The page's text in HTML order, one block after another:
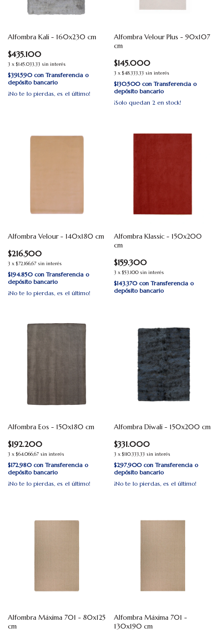
Alfombra Kali - 160x230 cm
$435.100
3 x $145.033,33 sin interés
$391.590 con Transferencia o
depósito bancario
¡No te lo pierdas, es el último!
Alfombra Velour Plus - 90x107
cm
$145.000
3 x $48.333,33 sin interés
$130.500 con Transferencia o
depósito bancario
¡Solo quedan 2 en stock!
Alfombra Velour - 140x180 cm
$216.500
3 x $72.166,67 sin interés
$194.850 con Transferencia o
depósito bancario
¡No te lo pierdas, es el último!
Alfombra Klassic - 150x200
cm
$159.300
3 x $53.100 sin interés
$143.370 con Transferencia o
depósito bancario
Alfombra Eos - 150x180 cm
$192.200
3 x $64.066,67 sin interés
$172.980 con Transferencia o
depósito bancario
¡No te lo pierdas, es el último!
Alfombra Diwali - 150x200 cm
$331.000
3 x $110.333,33 sin interés
$297.900 con Transferencia o
depósito bancario
¡No te lo pierdas, es el último!
Alfombra Máxima 701 - 80x125
cm
Alfombra Máxima 701 -
130x190 cm